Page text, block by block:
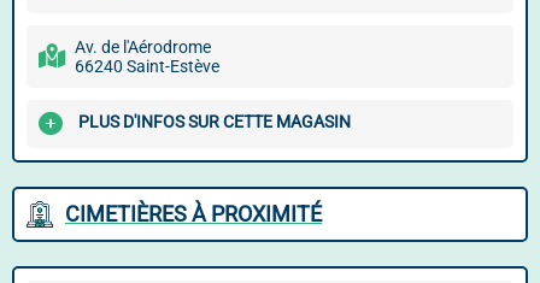
Av. de l'Aérodrome
66240 Saint-Estève
PLUS D'INFOS SUR CETTE MAGASIN
CIMETIÈRES À PROXIMITÉ